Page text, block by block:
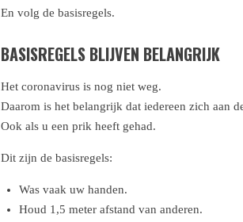
En volg de basisregels.
BASISREGELS BLIJVEN BELANGRIJK
Het coronavirus is nog niet weg.
Daarom is het belangrijk dat iedereen zich aan
Ook als u een prik heeft gehad.
Dit zijn de basisregels:
Was vaak uw handen.
Houd 1,5 meter afstand van anderen.